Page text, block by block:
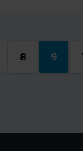
8 9